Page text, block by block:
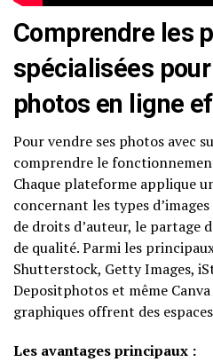
Comprendre les
spécialisées
photos en ligne
Pour vendre ses photos avec
comprendre le
Chaque plateforme applique
concernant les types
de droits d’auteur, le partage
de qualité. Parmi les
Shutterstock, Getty Images,
Depositphotos et même
graphiques offrent des
Les avantages principaux :